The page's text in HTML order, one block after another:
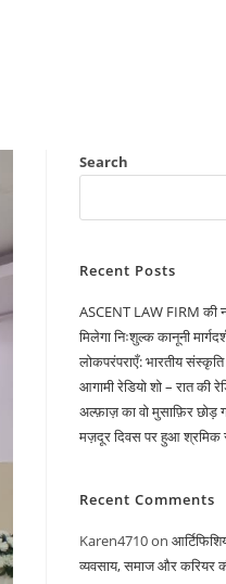
Search
Recent Posts
ASCENT LAW FIRM की
मिलेगा निःशुल्क कानूनी
लोकपरंपराएँ: भारतीय
आगामी रेडियो शो – रात की
अल्फ़ाज़ का वो मुसाफ़िर छोड़
मज़दूर दिवस पर हुआ श्रमिक
Recent Comments
Karen4710on
व्यवसाय, समाज और करियर